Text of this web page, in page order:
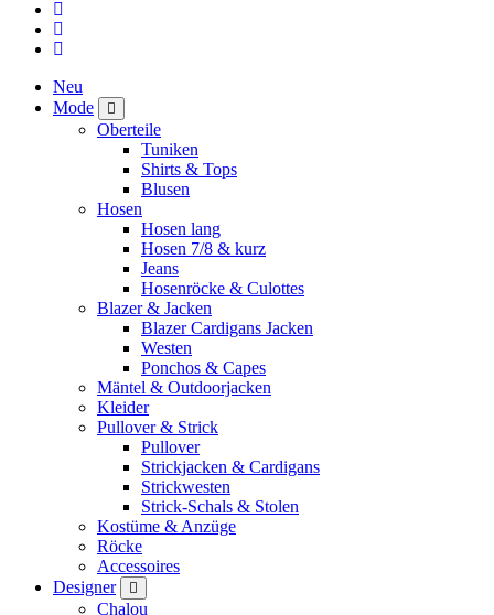
Neu
Mode
Oberteile
Tuniken
Shirts & Tops
Blusen
Hosen
Hosen lang
Hosen 7/8 & kurz
Jeans
Hosenröcke & Culottes
Blazer & Jacken
Blazer Cardigans Jacken
Westen
Ponchos & Capes
Mäntel & Outdoorjacken
Kleider
Pullover & Strick
Pullover
Strickjacken & Cardigans
Strickwesten
Strick-Schals & Stolen
Kostüme & Anzüge
Röcke
Accessoires
Designer
Chalou